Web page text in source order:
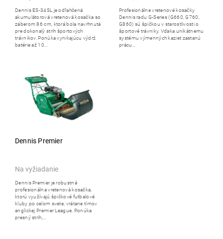
Dennis ES-34SL je odľahčená
akumulátorová vretenová kosačka so
záberom 86 cm, ktorá bola navrhnutá
pre dokonalý strih športových
trávnikov. Ponúka vynikajúcu výdrž
batérie až 10...
Profesionálne vretenové kosačky
Dennis radu G-Series (G660, G760,
G860) sú špičkou v starostlivosti o
športové trávniky. Vďaka unikátnemu
systému výmenných kaziet zastanú
prácu...
Dennis Premier
Na vyžiadanie
Dennis Premier je robustná
profesionálna vretenová kosačka,
ktorú využívajú špičkové futbalové
kluby po celom svete, vrátane tímov
anglickej Premier League. Ponúka
presný strih,...